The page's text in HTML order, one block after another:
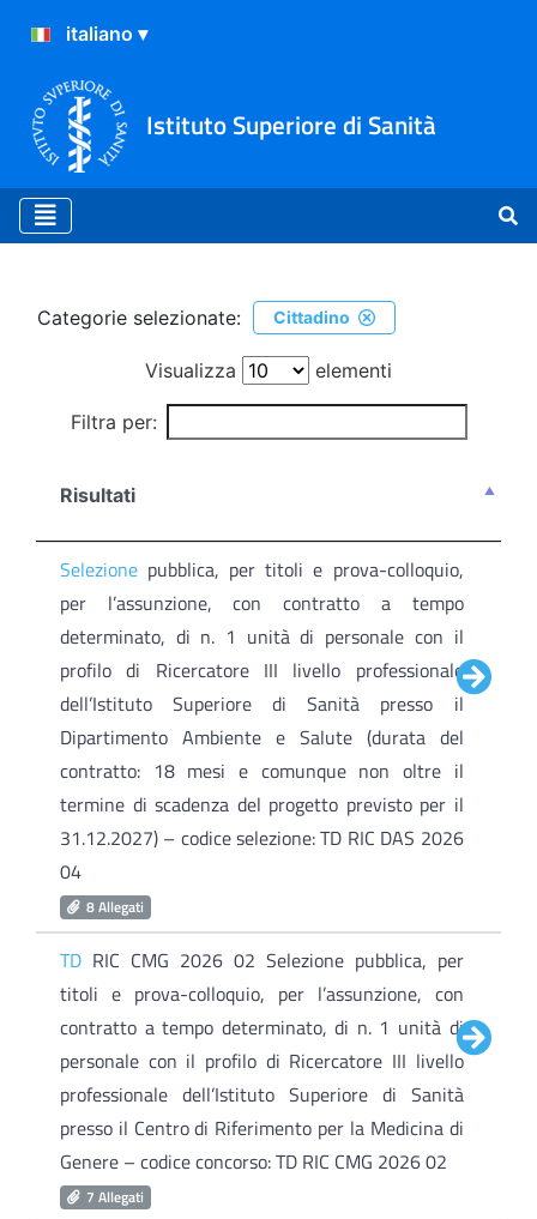
Istituto Superiore di Sanità
Ricerca
Categorie selezionate: Cittadino
Visualizza elementi
Filtra per:
Risultati
Selezione pubblica, per titoli e prova-colloquio,
per l’assunzione, con contratto a tempo
determinato, di n. 1 unità di personale con il
profilo di Ricercatore III livello professionale
dell’Istituto Superiore di Sanità presso il
Dipartimento Ambiente e Salute (durata del
contratto: 18 mesi e comunque non oltre il
termine di scadenza del progetto previsto per il
31.12.2027) – codice selezione: TD RIC DAS 2026
04
8 Allegati
TD RIC CMG 2026 02 Selezione pubblica, per
titoli e prova-colloquio, per l’assunzione, con
contratto a tempo determinato, di n. 1 unità di
personale con il profilo di Ricercatore III livello
professionale dell’Istituto Superiore di Sanità
presso il Centro di Riferimento per la Medicina di
Genere – codice concorso: TD RIC CMG 2026 02
7 Allegati